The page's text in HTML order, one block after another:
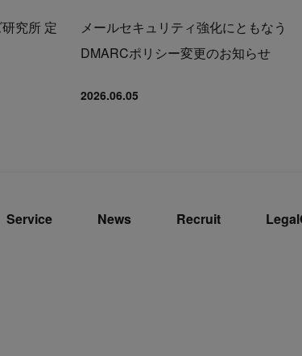
究所 定
メールセキュリティ強化にともなう
DMARCポリシー変更のお知らせ
2026.06.05
Service News Recruit